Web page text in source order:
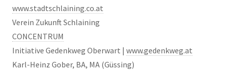
www.stadtschlaining.co.at
Verein Zukunft Schlaining
CONCENTRUM
Initiative Gedenkweg Oberwart | www.gedenkweg.at
Karl-Heinz Gober, BA, MA (Güssing)